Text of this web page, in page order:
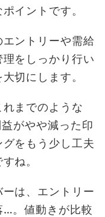
イントです。
ントリーや需給
をしっかり行い
切にします。
までのような
がやや減った印
をもう少し工夫
ね。
は、エントリー
…。値動きが比較